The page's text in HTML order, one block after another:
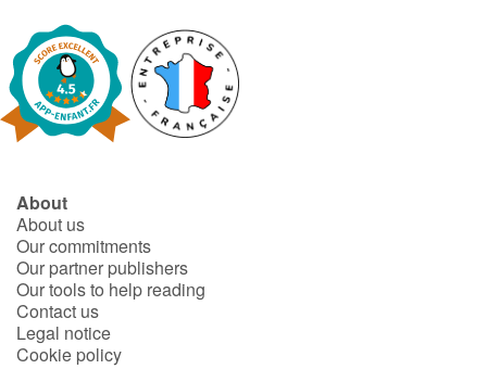
About
About us
Our commitments
Our partner publishers
Our tools to help reading
Contact us
Legal notice
Cookie policy